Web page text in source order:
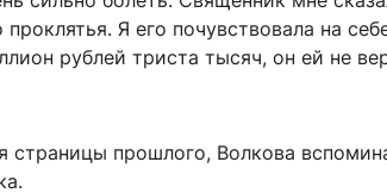
проклятья. Я его почувствовала на
рублей триста тысяч, он ей не
страницы прошлого, Волкова